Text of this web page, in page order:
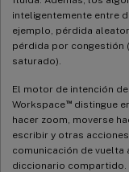
inteligentemente entre
ejemplo, pérdida
pérdida por congestión
saturado).
El motor de intención
Workspace™distingue
hacer zoom, moverse
escribir y otras
comunicación de vuelta
diccionario compartido.